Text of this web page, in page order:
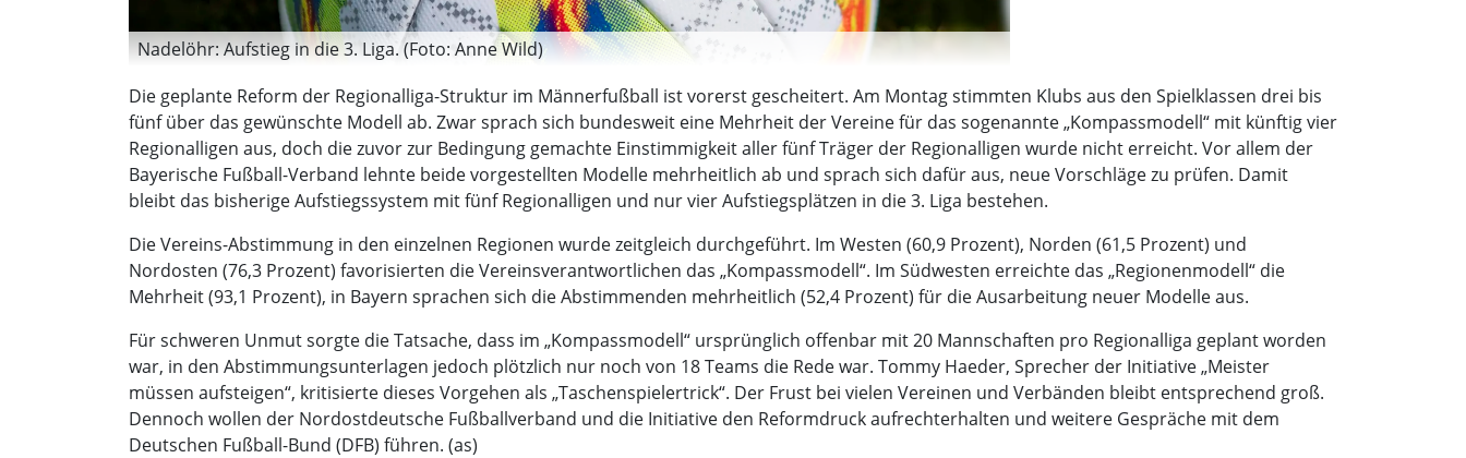
Nadelöhr: Aufstieg in die 3. Liga. (Foto: Anne Wild)
Die geplante Reform der Regionalliga-Struktur im Männerfußball ist vorerst gescheitert. Am Montag stimmten Klubs aus den Spielklassen drei bis
fünf über das gewünschte Modell ab. Zwar sprach sich bundesweit eine Mehrheit der Vereine für das sogenannte „Kompassmodell“ mit künftig vier
Regionalligen aus, doch die zuvor zur Bedingung gemachte Einstimmigkeit aller fünf Träger der Regionalligen wurde nicht erreicht. Vor allem der
Bayerische Fußball-Verband lehnte beide vorgestellten Modelle mehrheitlich ab und sprach sich dafür aus, neue Vorschläge zu prüfen. Damit
bleibt das bisherige Aufstiegssystem mit fünf Regionalligen und nur vier Aufstiegsplätzen in die 3. Liga bestehen.
Die Vereins-Abstimmung in den einzelnen Regionen wurde zeitgleich durchgeführt. Im Westen (60,9 Prozent), Norden (61,5 Prozent) und
Nordosten (76,3 Prozent) favorisierten die Vereinsverantwortlichen das „Kompassmodell“. Im Südwesten erreichte das „Regionenmodell“ die
Mehrheit (93,1 Prozent), in Bayern sprachen sich die Abstimmenden mehrheitlich (52,4 Prozent) für die Ausarbeitung neuer Modelle aus.
Für schweren Unmut sorgte die Tatsache, dass im „Kompassmodell“ ursprünglich offenbar mit 20 Mannschaften pro Regionalliga geplant worden
war, in den Abstimmungsunterlagen jedoch plötzlich nur noch von 18 Teams die Rede war. Tommy Haeder, Sprecher der Initiative „Meister
müssen aufsteigen“, kritisierte dieses Vorgehen als „Taschenspielertrick“. Der Frust bei vielen Vereinen und Verbänden bleibt entsprechend groß.
Dennoch wollen der Nordostdeutsche Fußballverband und die Initiative den Reformdruck aufrechterhalten und weitere Gespräche mit dem
Deutschen Fußball-Bund (DFB) führen. (as)